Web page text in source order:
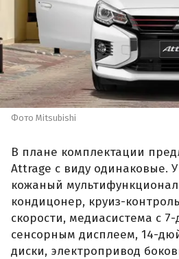
Фото Mitsubishi
В плане комплектации
Attrage с виду одинаковые.
кожаный
кондицонер, круиз-
скорости, медиасистема с
сенсорным дисплеем, 14-
диски, электропривод